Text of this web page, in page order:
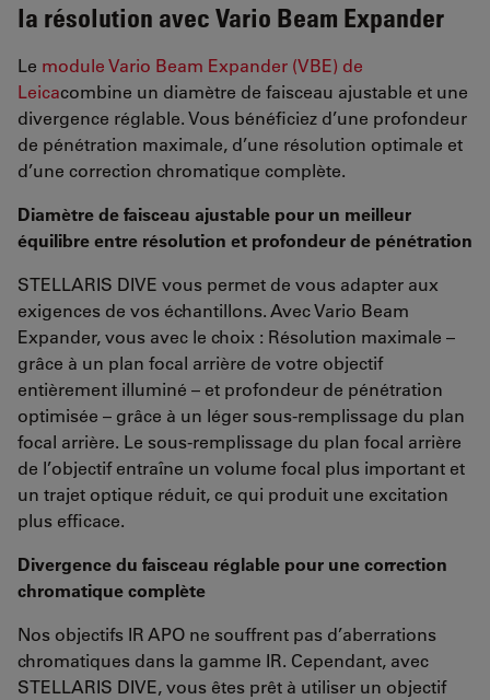
la résolution avec Vario Beam Expander
Le module Vario Beam Expander (VBE) de
Leicacombine un diamètre de faisceau ajustable et une
divergence réglable. Vous bénéficiez d’une profondeur
de pénétration maximale, d’une résolution optimale et
d’une correction chromatique complète.
Diamètre de faisceau ajustable pour un meilleur
équilibre entre résolution et profondeur de pénétration
STELLARIS DIVE vous permet de vous adapter aux
exigences de vos échantillons. Avec Vario Beam
Expander, vous avec le choix : Résolution maximale –
grâce à un plan focal arrière de votre objectif
entièrement illuminé – et profondeur de pénétration
optimisée – grâce à un léger sous-remplissage du plan
focal arrière. Le sous-remplissage du plan focal arrière
de l’objectif entraîne un volume focal plus important et
un trajet optique réduit, ce qui produit une excitation
plus efficace.
Divergence du faisceau réglable pour une correction
chromatique complète
Nos objectifs IR APO ne souffrent pas d’aberrations
chromatiques dans la gamme IR. Cependant, avec
STELLARIS DIVE, vous êtes prêt à utiliser un objectif